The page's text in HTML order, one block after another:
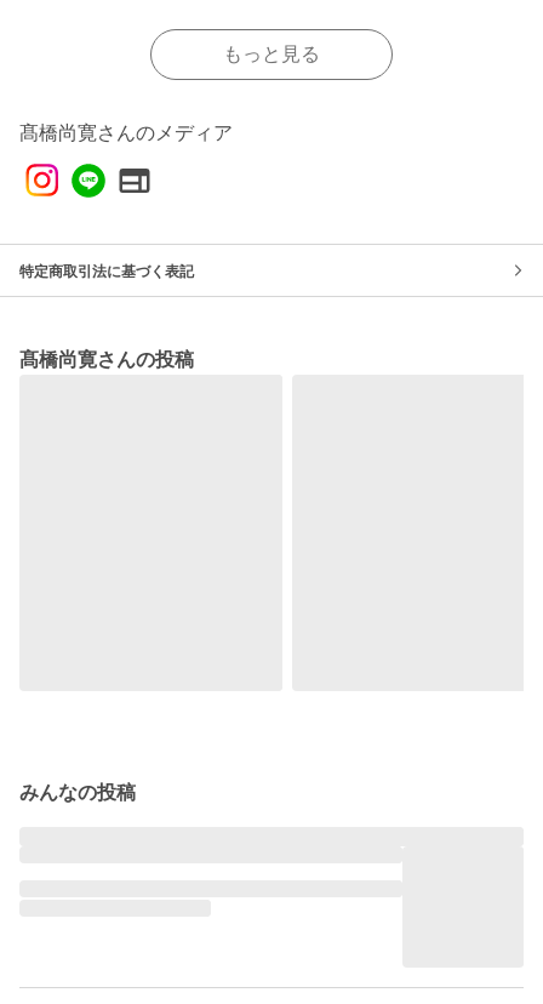
もっと見る
髙橋尚寛さんのメディア
特定商取引法に基づく表記
髙橋尚寛さんの投稿
みんなの投稿